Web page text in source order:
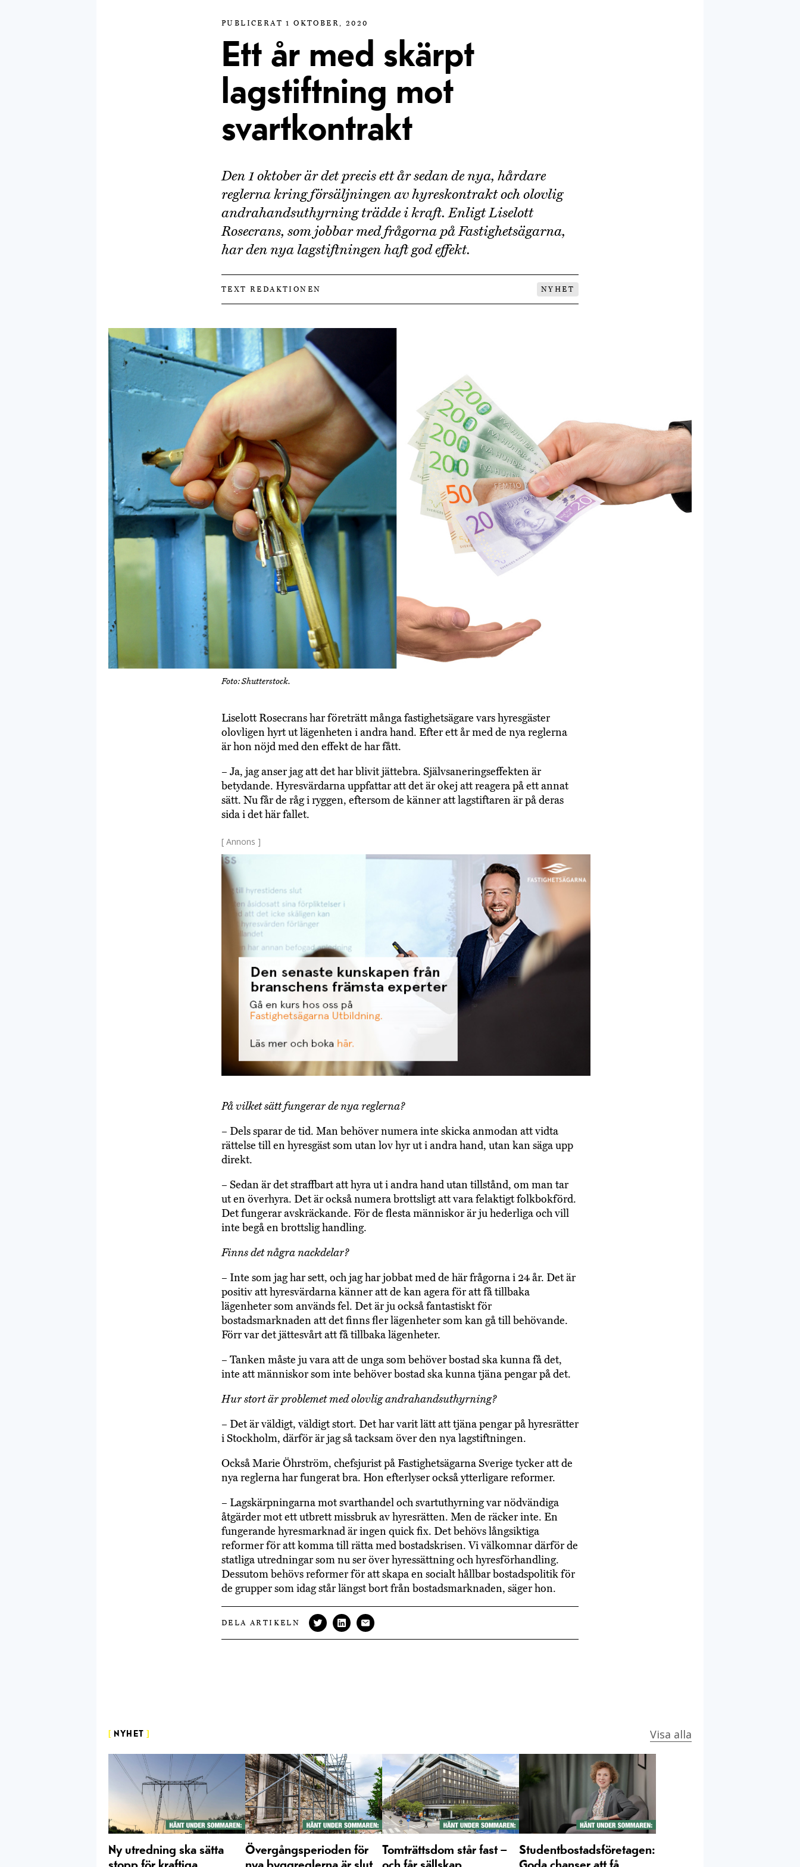
PUBLICERAT 1 OKTOBER, 2020
Ett år med skärpt
lagstiftning mot
svartkontrakt
Den 1 oktober är det precis ett år sedan de nya, hårdare
reglerna kring försäljningen av hyreskontrakt och olovlig
andrahandsuthyrning trädde i kraft. Enligt Liselott
Rosecrans, som jobbar med frågorna på Fastighetsägarna,
har den nya lagstiftningen haft god effekt.
TEXT REDAKTIONEN NYHET
Foto: Shutterstock.
Liselott Rosecrans har företrätt många fastighetsägare vars hyresgäster
olovligen hyrt ut lägenheten i andra hand. Efter ett år med de nya reglerna
är hon nöjd med den effekt de har fått.
– Ja, jag anser jag att det har blivit jättebra. Självsaneringseffekten är
betydande. Hyresvärdarna uppfattar att det är okej att reagera på ett annat
sätt. Nu får de råg i ryggen, eftersom de känner att lagstiftaren är på deras
sida i det här fallet.
[ Annons ]
På vilket sätt fungerar de nya reglerna?
– Dels sparar de tid. Man behöver numera inte skicka anmodan att vidta
rättelse till en hyresgäst som utan lov hyr ut i andra hand, utan kan säga upp
direkt.
– Sedan är det straffbart att hyra ut i andra hand utan tillstånd, om man tar
ut en överhyra. Det är också numera brottsligt att vara felaktigt folkbokförd.
Det fungerar avskräckande. För de flesta människor är ju hederliga och vill
inte begå en brottslig handling.
Finns det några nackdelar?
– Inte som jag har sett, och jag har jobbat med de här frågorna i 24 år. Det är
positiv att hyresvärdarna känner att de kan agera för att få tillbaka
lägenheter som används fel. Det är ju också fantastiskt för
bostadsmarknaden att det finns fler lägenheter som kan gå till behövande.
Förr var det jättesvårt att få tillbaka lägenheter.
– Tanken måste ju vara att de unga som behöver bostad ska kunna få det,
inte att människor som inte behöver bostad ska kunna tjäna pengar på det.
Hur stort är problemet med olovlig andrahandsuthyrning?
– Det är väldigt, väldigt stort. Det har varit lätt att tjäna pengar på hyresrätter
i Stockholm, därför är jag så tacksam över den nya lagstiftningen.
Också Marie Öhrström, chefsjurist på Fastighetsägarna Sverige tycker att de
nya reglerna har fungerat bra. Hon efterlyser också ytterligare reformer.
– Lagskärpningarna mot svarthandel och svartuthyrning var nödvändiga
åtgärder mot ett utbrett missbruk av hyresrätten. Men de räcker inte. En
fungerande hyresmarknad är ingen quick fix. Det behövs långsiktiga
reformer för att komma till rätta med bostadskrisen. Vi välkomnar därför de
statliga utredningar som nu ser över hyressättning och hyresförhandling.
Dessutom behövs reformer för att skapa en socialt hållbar bostadspolitik för
de grupper som idag står längst bort från bostadsmarknaden, säger hon.
DELA ARTIKELN
NYHET Visa alla
Ny utredning ska sätta
Övergångsperioden för
Tomträttsdom står fast –
Studentbostadsföretagen: